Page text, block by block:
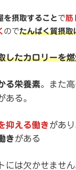
を摂取することで筋
のでたんぱく質摂取
したカロリーを
る栄養素。また
ある。
抑える働きがあ
きがある
は欠かせません